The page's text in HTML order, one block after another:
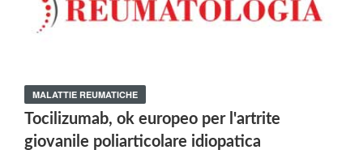
MALATTIE REUMATICHE
Tocilizumab, ok europeo per l'artrite
giovanile poliarticolare idiopatica